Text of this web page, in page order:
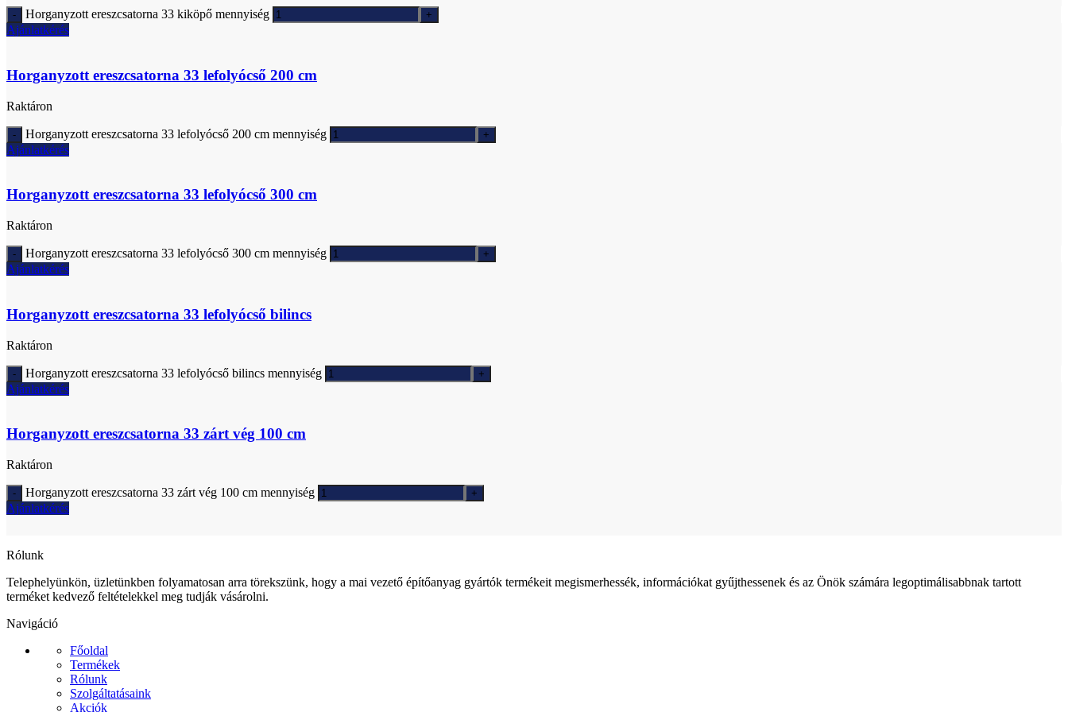
Horganyzott ereszcsatorna 33 kiköpő mennyiség
Ajánlatkérés
Horganyzott ereszcsatorna 33 lefolyócső 200 cm
Raktáron
Horganyzott ereszcsatorna 33 lefolyócső 200 cm mennyiség
Ajánlatkérés
Horganyzott ereszcsatorna 33 lefolyócső 300 cm
Raktáron
Horganyzott ereszcsatorna 33 lefolyócső 300 cm mennyiség
Ajánlatkérés
Horganyzott ereszcsatorna 33 lefolyócső bilincs
Raktáron
Horganyzott ereszcsatorna 33 lefolyócső bilincs mennyiség
Ajánlatkérés
Horganyzott ereszcsatorna 33 zárt vég 100 cm
Raktáron
Horganyzott ereszcsatorna 33 zárt vég 100 cm mennyiség
Ajánlatkérés
Rólunk
Telephelyünkön, üzletünkben folyamatosan arra törekszünk, hogy a mai vezető építőanyag gyártók termékeit megismerhessék, információkat gyűjthessenek és az Önök számára legoptimálisabbnak tartott
terméket kedvező feltételekkel meg tudják vásárolni.
Navigáció
Főoldal
Termékek
Rólunk
Szolgáltatásaink
Akciók